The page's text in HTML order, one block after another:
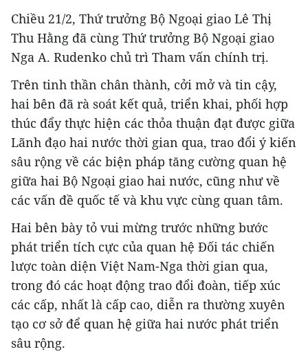
Chiều 21/2, Thứ trưởng Bộ Ngoại giao Lê Thị
Thu Hằng đã cùng Thứ trưởng Bộ Ngoại giao
Nga A. Rudenko chủ trì Tham vấn chính trị.
Trên tinh thần chân thành, cởi mở và tin cậy,
hai bên đã rà soát kết quả, triển khai, phối hợp
thúc đẩy thực hiện các thỏa thuận đạt được giữa
Lãnh đạo hai nước thời gian qua, trao đổi ý kiến
sâu rộng về các biện pháp tăng cường quan hệ
giữa hai Bộ Ngoại giao hai nước, cũng như về
các vấn đề quốc tế và khu vực cùng quan tâm.
Hai bên bày tỏ vui mừng trước những bước
phát triển tích cực của quan hệ Đối tác chiến
lược toàn diện Việt Nam-Nga thời gian qua,
trong đó các hoạt động trao đổi đoàn, tiếp xúc
các cấp, nhất là cấp cao, diễn ra thường xuyên
tạo cơ sở để quan hệ giữa hai nước phát triển
sâu rộng.